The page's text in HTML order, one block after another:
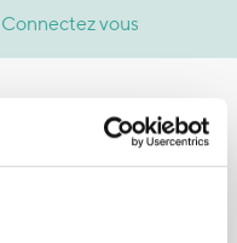
Connectez vous